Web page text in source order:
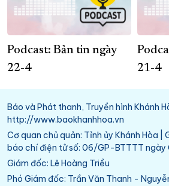
Podcast: Bản tin ngày
22-4
21-4
Báo và Phát thanh, Truyền hình Khánh
http://www.baokhanhhoa.vn
Cơ quan chủ quản: Tỉnh ủy Khánh Hòa |
báo chí điện tử số: 06/GP-BTTTT
Giám đốc: Lê Hoàng Triều
Phó Giám đốc: Trần Văn Thanh -